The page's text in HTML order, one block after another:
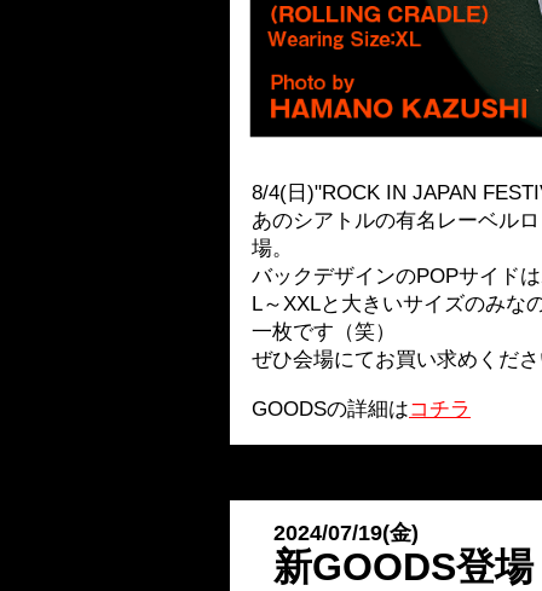
8/4(日)"ROCK IN JAPAN
あのシアトルの有名レーベル
場。
バックデザインのPOPサイド
L～XXLと大きいサイズのみな
一枚です（笑）
ぜひ会場にてお買い求めくだ
GOODSの詳細はコチラ
2024/07/19(金)
新GOODS登